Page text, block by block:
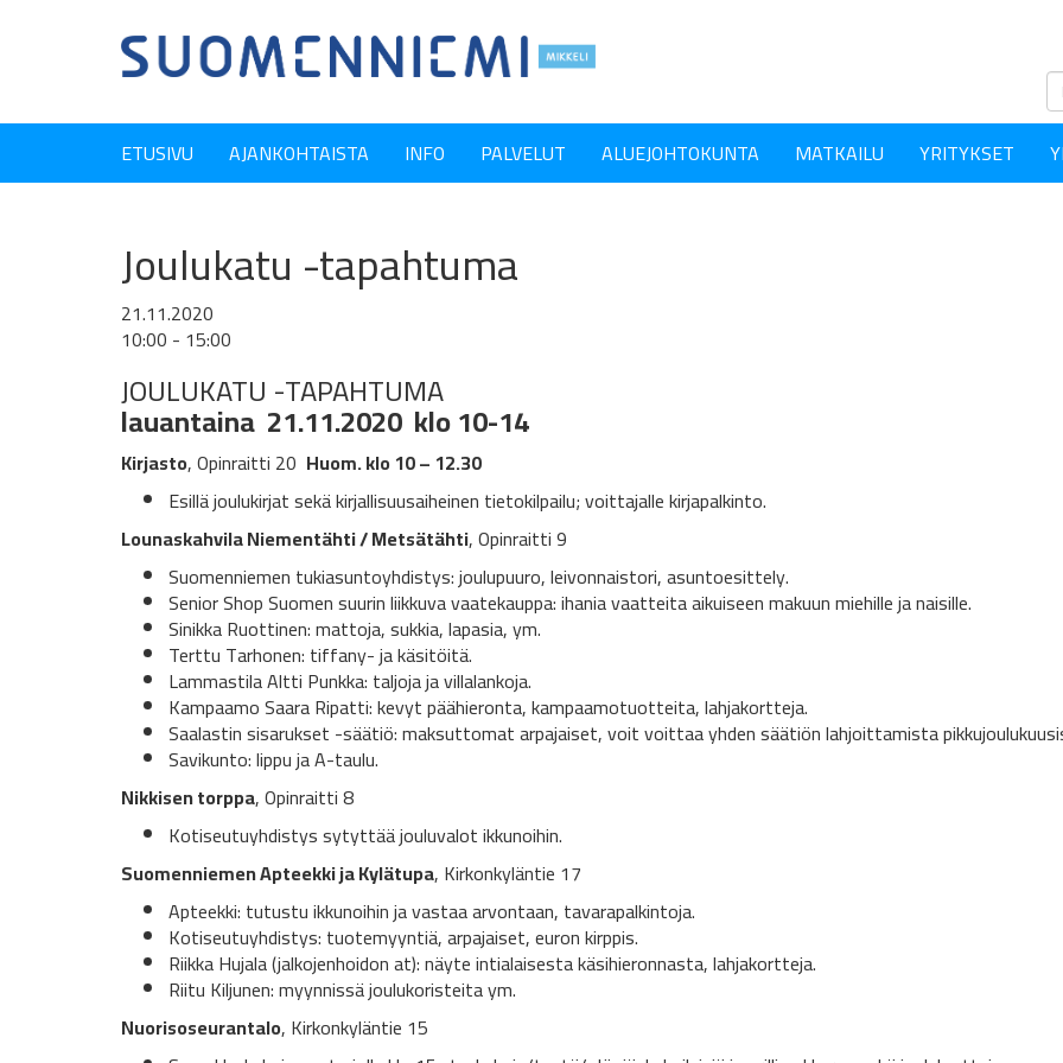
ETUSIVU AJANKOHTAISTA INFO PALVELUT ALUEJOHTOKUNTA MATKAILU YRITYKSET
Joulukatu -tapahtuma
21.11.2020
10:00 - 15:00
JOULUKATU -TAPAHTUMA
lauantaina 21.11.2020 klo 10-14
Kirjasto, Opinraitti 20 Huom. klo 10 – 12.30
Esillä joulukirjat sekä kirjallisuusaiheinen tietokilpailu; voittajalle kirjapalkinto.
Lounaskahvila Niementähti / Metsätähti, Opinraitti 9
Suomenniemen tukiasuntoyhdistys: joulupuuro, leivonnaistori, asuntoesittely.
Senior Shop Suomen suurin liikkuva vaatekauppa: ihania vaatteita aikuiseen makuun miehille ja naisille.
Sinikka Ruottinen: mattoja, sukkia, lapasia, ym.
Terttu Tarhonen: tiffany- ja käsitöitä.
Lammastila Altti Punkka: taljoja ja villalankoja.
Kampaamo Saara Ripatti: kevyt päähieronta, kampaamotuotteita, lahjakortteja.
Saalastin sisarukset -säätiö: maksuttomat arpajaiset, voit voittaa yhden säätiön lahjoittamista
Savikunto: lippu ja A-taulu.
Nikkisen torppa, Opinraitti 8
Kotiseutuyhdistys sytyttää jouluvalot ikkunoihin.
Suomenniemen Apteekki ja Kylätupa, Kirkonkyläntie 17
Apteekki: tutustu ikkunoihin ja vastaa arvontaan, tavarapalkintoja.
Kotiseutuyhdistys: tuotemyyntiä, arpajaiset, euron kirppis.
Riikka Hujala (jalkojenhoidon at): näyte intialaisesta käsihieronnasta, lahjakortteja.
Riitu Kiljunen: myynnissä joulukoristeita ym.
Nuorisoseurantalo, Kirkonkyläntie 15